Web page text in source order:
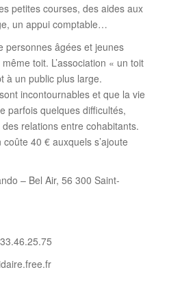
petites courses, des aides aux
un appui comptable…
personnes âgées et jeunes
toit. L’association « un toit
à un public plus large.
incontournables et que la vie
parfois quelques difficultés,
relations entre cohabitants.
40 € auxquels s’ajoute
– Bel Air, 56 300 Saint-